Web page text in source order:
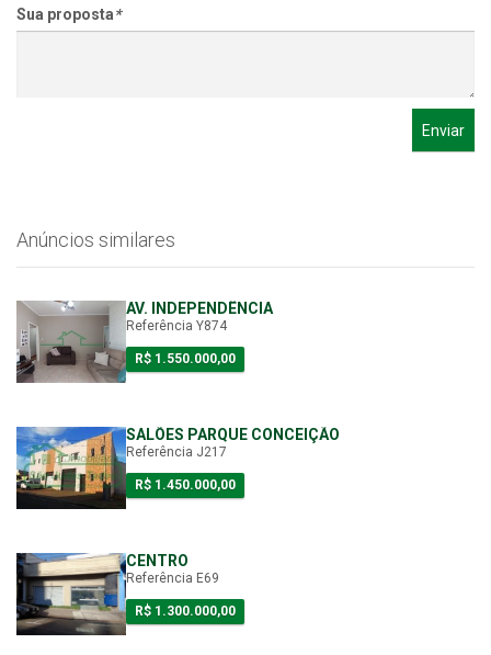
Sua proposta*
Enviar
Anúncios similares
AV. INDEPENDÊNCIA
Referência Y874
R$ 1.550.000,00
SALÕES PARQUE CONCEIÇÃO
Referência J217
R$ 1.450.000,00
CENTRO
Referência E69
R$ 1.300.000,00